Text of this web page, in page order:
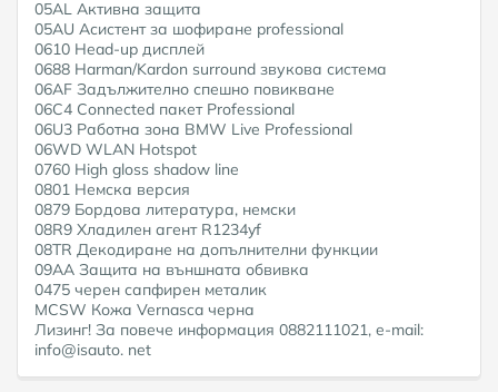
05AL Активна защита
05AU Асистент за шофиране professional
0610 Head-up дисплей
0688 Harman/Kardon surround звукова система
06AF Задължително спешно повикване
06C4 Connected пакет Professional
06U3 Работна зона BMW Live Professional
06WD WLAN Hotspot
0760 High gloss shadow line
0801 Немска версия
0879 Бордова литература, немски
08R9 Хладилен агент R1234yf
08TR Декодиране на допълнителни функции
09AA Защита на външната обвивка
0475 черен сапфирен металик
MCSW Кожа Vernasca черна
Лизинг! За повече информация 0882111021, e-mail:
info@isauto. net